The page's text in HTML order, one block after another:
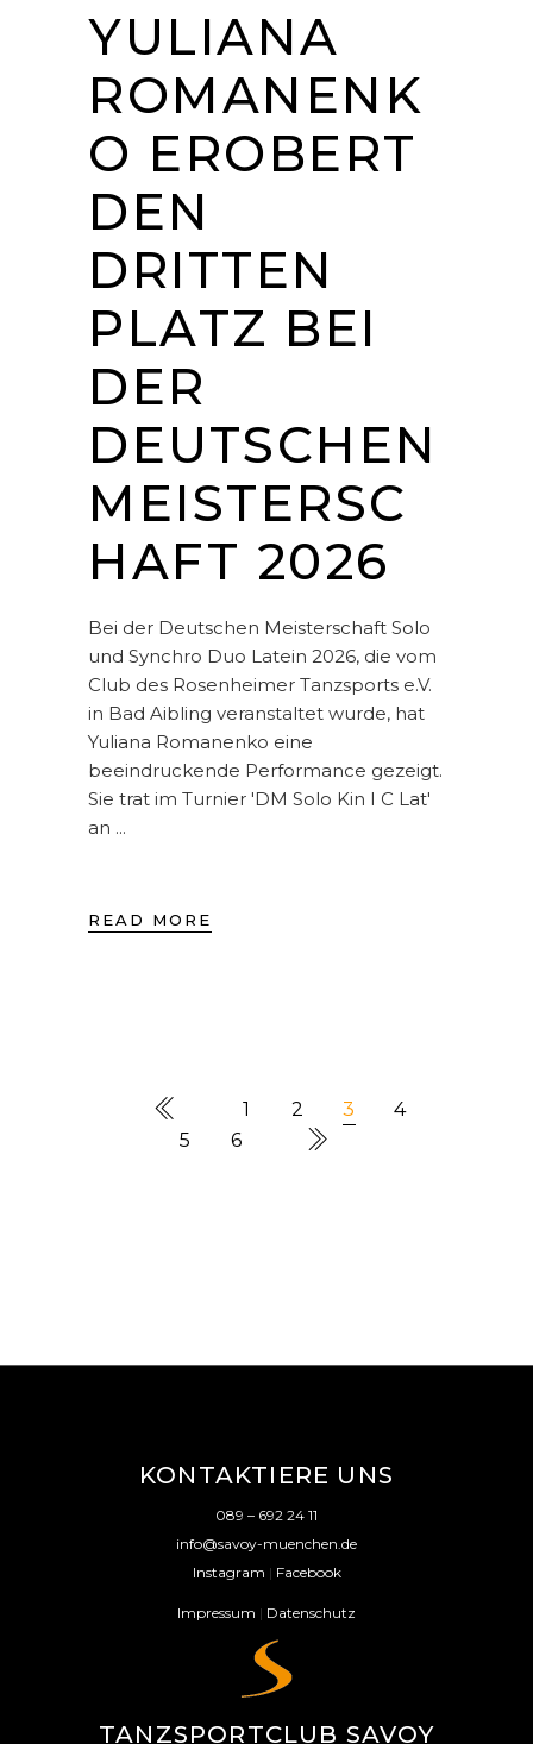
YULIANA
ROMANENK
O EROBERT
DEN
DRITTEN
PLATZ BEI
DER
DEUTSCHEN
MEISTERSC
HAFT 2026
Bei der Deutschen Meisterschaft Solo
und Synchro Duo Latein 2026, die vom
Club des Rosenheimer Tanzsports e.V.
in Bad Aibling veranstaltet wurde, hat
Yuliana Romanenko eine
beeindruckende Performance gezeigt.
Sie trat im Turnier 'DM Solo Kin I C Lat'
an
READ MORE
1 2 3
4
5
6
KONTAKTIERE UNS
089 – 692 24 11
info@savoy-muenchen.de
Instagram | Facebook
Impressum | Datenschutz
TANZSPORTCLUB SAVOY